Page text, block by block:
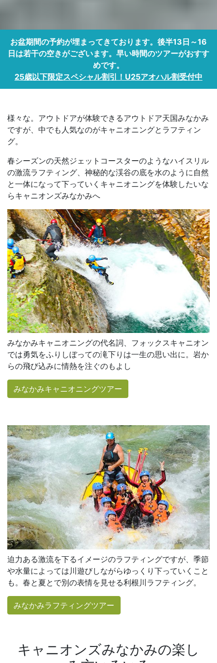
お盆期間の予約が埋まってきております。後半13日～16
日は若干の空きがございます。早い時間のツアーがおすす
めです。
25歳以下限定スペシャル割引！U25アオハル割受付中
様々な。アウトドアが体験できるアウトドア天国みなかみ
ですが、中でも人気なのがキャニオニングとラフティン
グ。
春シーズンの天然ジェットコースターのようなハイスリル
の激流ラフティング、神秘的な渓谷の底を水のように自然
と一体になって下っていくキャニオニングを体験したいな
らキャニオンズみなかみへ
みなかみキャニオニングの代名詞、フォックスキャニオン
では勇気をふりしぼっての滝下りは一生の思い出に。岩か
らの飛び込みに情熱を注ぐのもよし
みなかみキャニオニングツアー
迫力ある激流を下るイメージのラフティングですが、季節
や水量によっては川遊びしながらゆっくり下っていくこと
も。春と夏とで別の表情を見せる利根川ラフティング。
みなかみラフティングツアー
キャニオンズみなかみの楽し